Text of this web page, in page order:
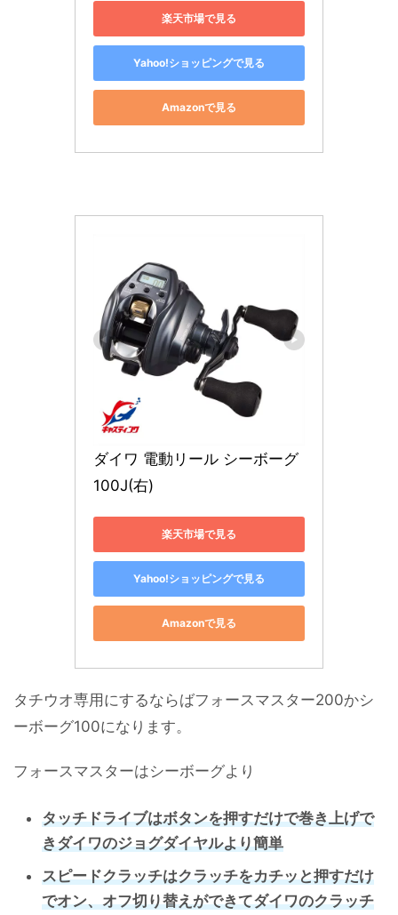
楽天市場で見る
Yahoo!ショッピングで見る
Amazonで見る
ダイワ 電動リール シーボーグ
100J(右)
楽天市場で見る
Yahoo!ショッピングで見る
Amazonで見る
タチウオ専用にするならばフォースマスター200かシ
ーボーグ100になります。
フォースマスターはシーボーグより
タッチドライブはボタンを押すだけで巻き上げで
きダイワのジョグダイヤルより簡単
スピードクラッチはクラッチをカチッと押すだけ
でオン、オフ切り替えができてダイワのクラッチ